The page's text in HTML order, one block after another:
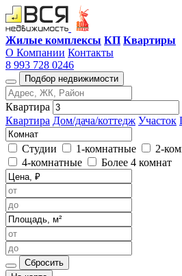
Жилые комплексы КП Квартиры
О Компании Контакты
8 993 728 0246
Подбор недвижимости
Квартира
Квартира Дом/дача/коттедж Участок
Студии 1-комнатные 2-
4-комнатные
Более 4 комнат
Сбросить